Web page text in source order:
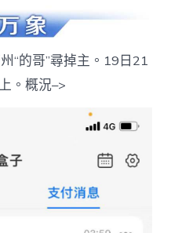
“的哥”尋掉主。19日21
。概況–>